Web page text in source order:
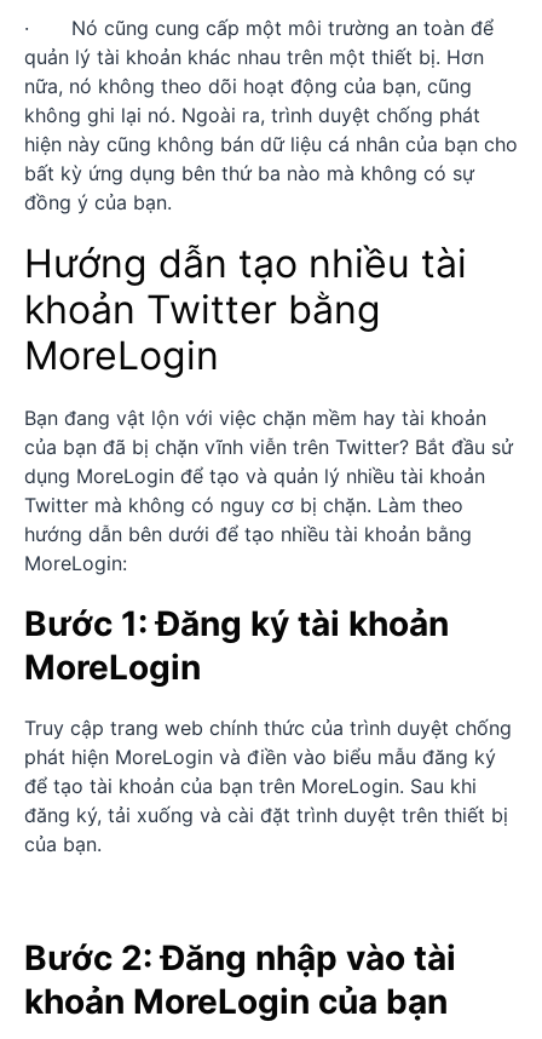
· Nó cũng cung cấp một môi trường an toàn để
quản lý tài khoản khác nhau trên một thiết bị. Hơn
nữa, nó không theo dõi hoạt động của bạn, cũng
không ghi lại nó. Ngoài ra, trình duyệt chống phát
hiện này cũng không bán dữ liệu cá nhân của bạn cho
bất kỳ ứng dụng bên thứ ba nào mà không có sự
đồng ý của bạn.
Hướng dẫn tạo nhiều tài
khoản Twitter bằng
MoreLogin
Bạn đang vật lộn với việc chặn mềm hay tài khoản
của bạn đã bị chặn vĩnh viễn trên Twitter? Bắt đầu sử
dụng MoreLogin để tạo và quản lý nhiều tài khoản
Twitter mà không có nguy cơ bị chặn. Làm theo
hướng dẫn bên dưới để tạo nhiều tài khoản bằng
MoreLogin:
Bước 1: Đăng ký tài khoản
MoreLogin
Truy cập trang web chính thức của trình duyệt chống
phát hiện MoreLogin và điền vào biểu mẫu đăng ký
để tạo tài khoản của bạn trên MoreLogin. Sau khi
đăng ký, tải xuống và cài đặt trình duyệt trên thiết bị
của bạn.
Bước 2: Đăng nhập vào tài
khoản MoreLogin của bạn